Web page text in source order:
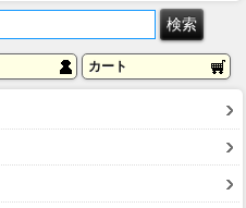
カート